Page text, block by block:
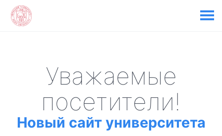
Уважаемые
посетители!
Новый сайт университета